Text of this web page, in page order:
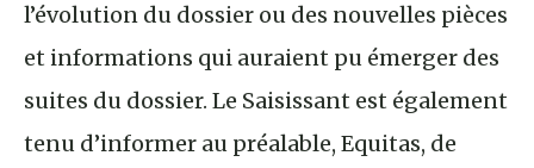
l’évolution du dossier ou des nouvelles pièces
et informations qui auraient pu émerger des
suites du dossier. Le Saisissant est également
tenu d’informer au préalable, Equitas, de